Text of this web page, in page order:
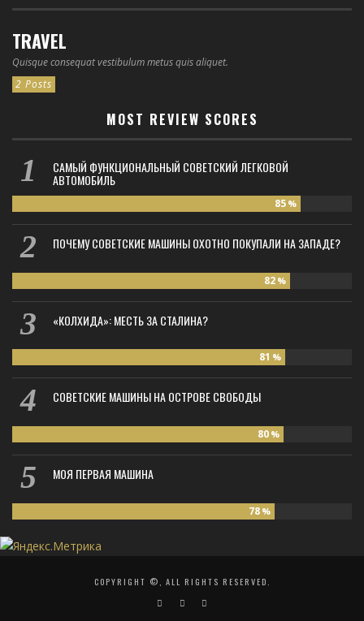
TRAVEL
Quisque consequat vestibulum metus quis aliquet.
2 Posts
MOST REVIEW SCORES
САМЫЙ ФУНКЦИОНАЛЬНЫЙ СОВЕТСКИЙ ЛЕГКОВОЙ
АВТОМОБИЛЬ
85 %
ПОЧЕМУ СОВЕТСКИЕ МАШИНЫ ОХОТНО ПОКУПАЛИ НА ЗАПАДЕ?
82 %
«КОЛХИДА»: МЕСТЬ ЗА СТАЛИНА?
81 %
СОВЕТСКИЕ МАШИНЫ НА ОСТРОВЕ СВОБОДЫ
80 %
МОЯ ПЕРВАЯ МАШИНА
78 %
COPYRIGHT ©, ALL RIGHTS RESERVED.